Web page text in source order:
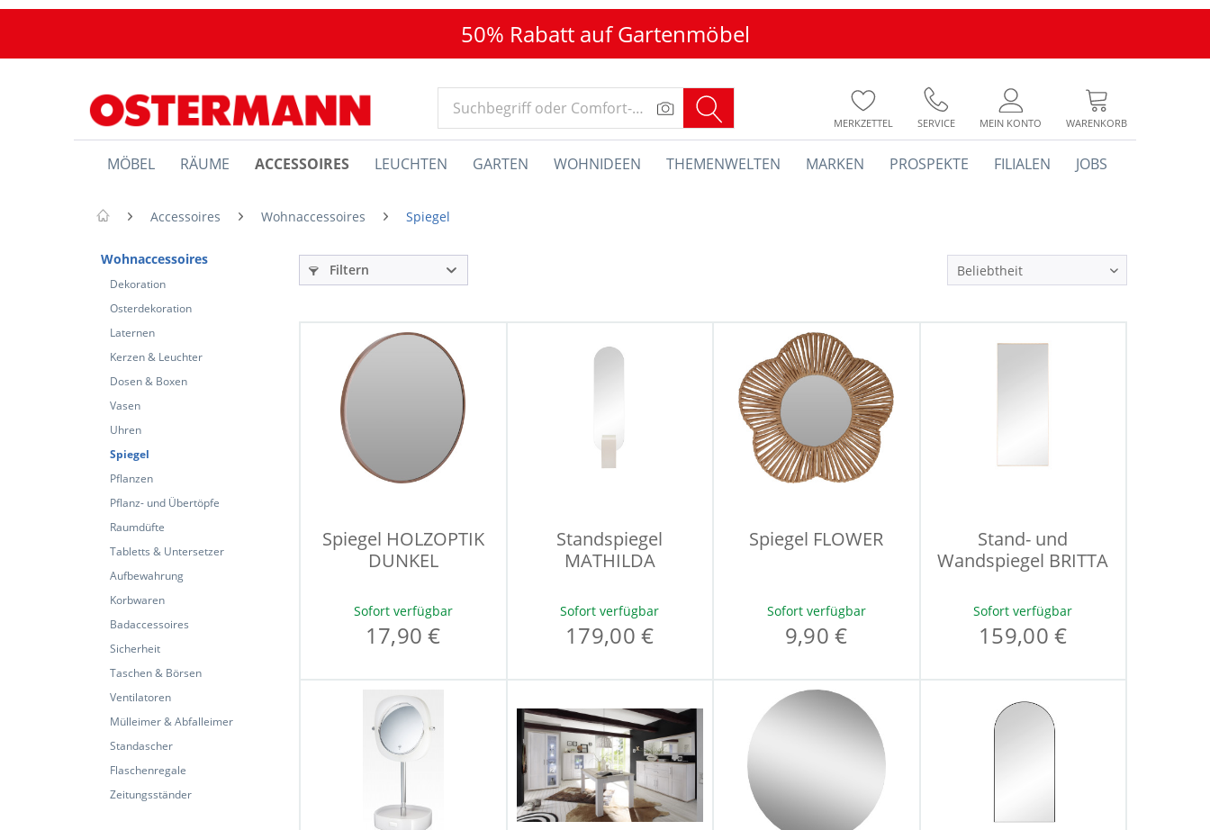
50% Rabatt auf Gartenmöbel
MERKZETTEL SERVICE MEIN KONTO WARENKORB
MÖBEL RÄUME ACCESSOIRES LEUCHTEN GARTEN WOHNIDEEN THEMENWELTEN MARKEN PROSPEKTE FILIALEN JOBS
Accessoires Wohnaccessoires Spiegel
Wohnaccessoires
Dekoration
Osterdekoration
Laternen
Kerzen & Leuchter
Dosen & Boxen
Vasen
Uhren
Spiegel
Pflanzen
Pflanz- und Übertöpfe
Raumdüfte
Tabletts & Untersetzer
Aufbewahrung
Korbwaren
Badaccessoires
Sicherheit
Taschen & Börsen
Ventilatoren
Mülleimer & Abfalleimer
Standascher
Flaschenregale
Zeitungsständer
Filtern
Spiegel HOLZOPTIK
DUNKEL
Sofort verfügbar
17,90 €
Standspiegel
MATHILDA
Sofort verfügbar
179,00 €
Spiegel FLOWER
Sofort verfügbar
9,90 €
Stand- und
Wandspiegel BRITTA
Sofort verfügbar
159,00 €